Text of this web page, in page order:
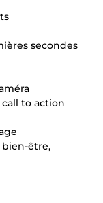
secondes
to action
être,